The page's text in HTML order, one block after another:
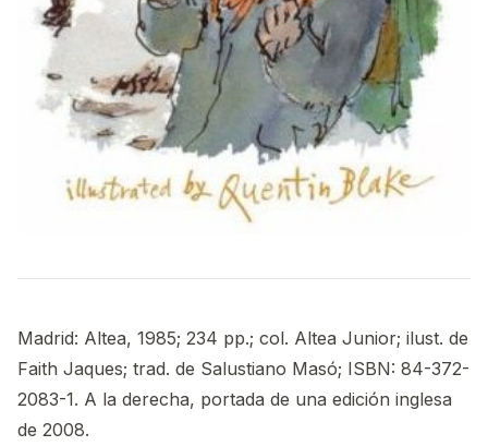
Madrid: Altea, 1985; 234 pp.; col. Altea Junior; ilust. de
Faith Jaques; trad. de Salustiano Masó; ISBN: 84-372-
2083-1. A la derecha, portada de una edición inglesa
de 2008.